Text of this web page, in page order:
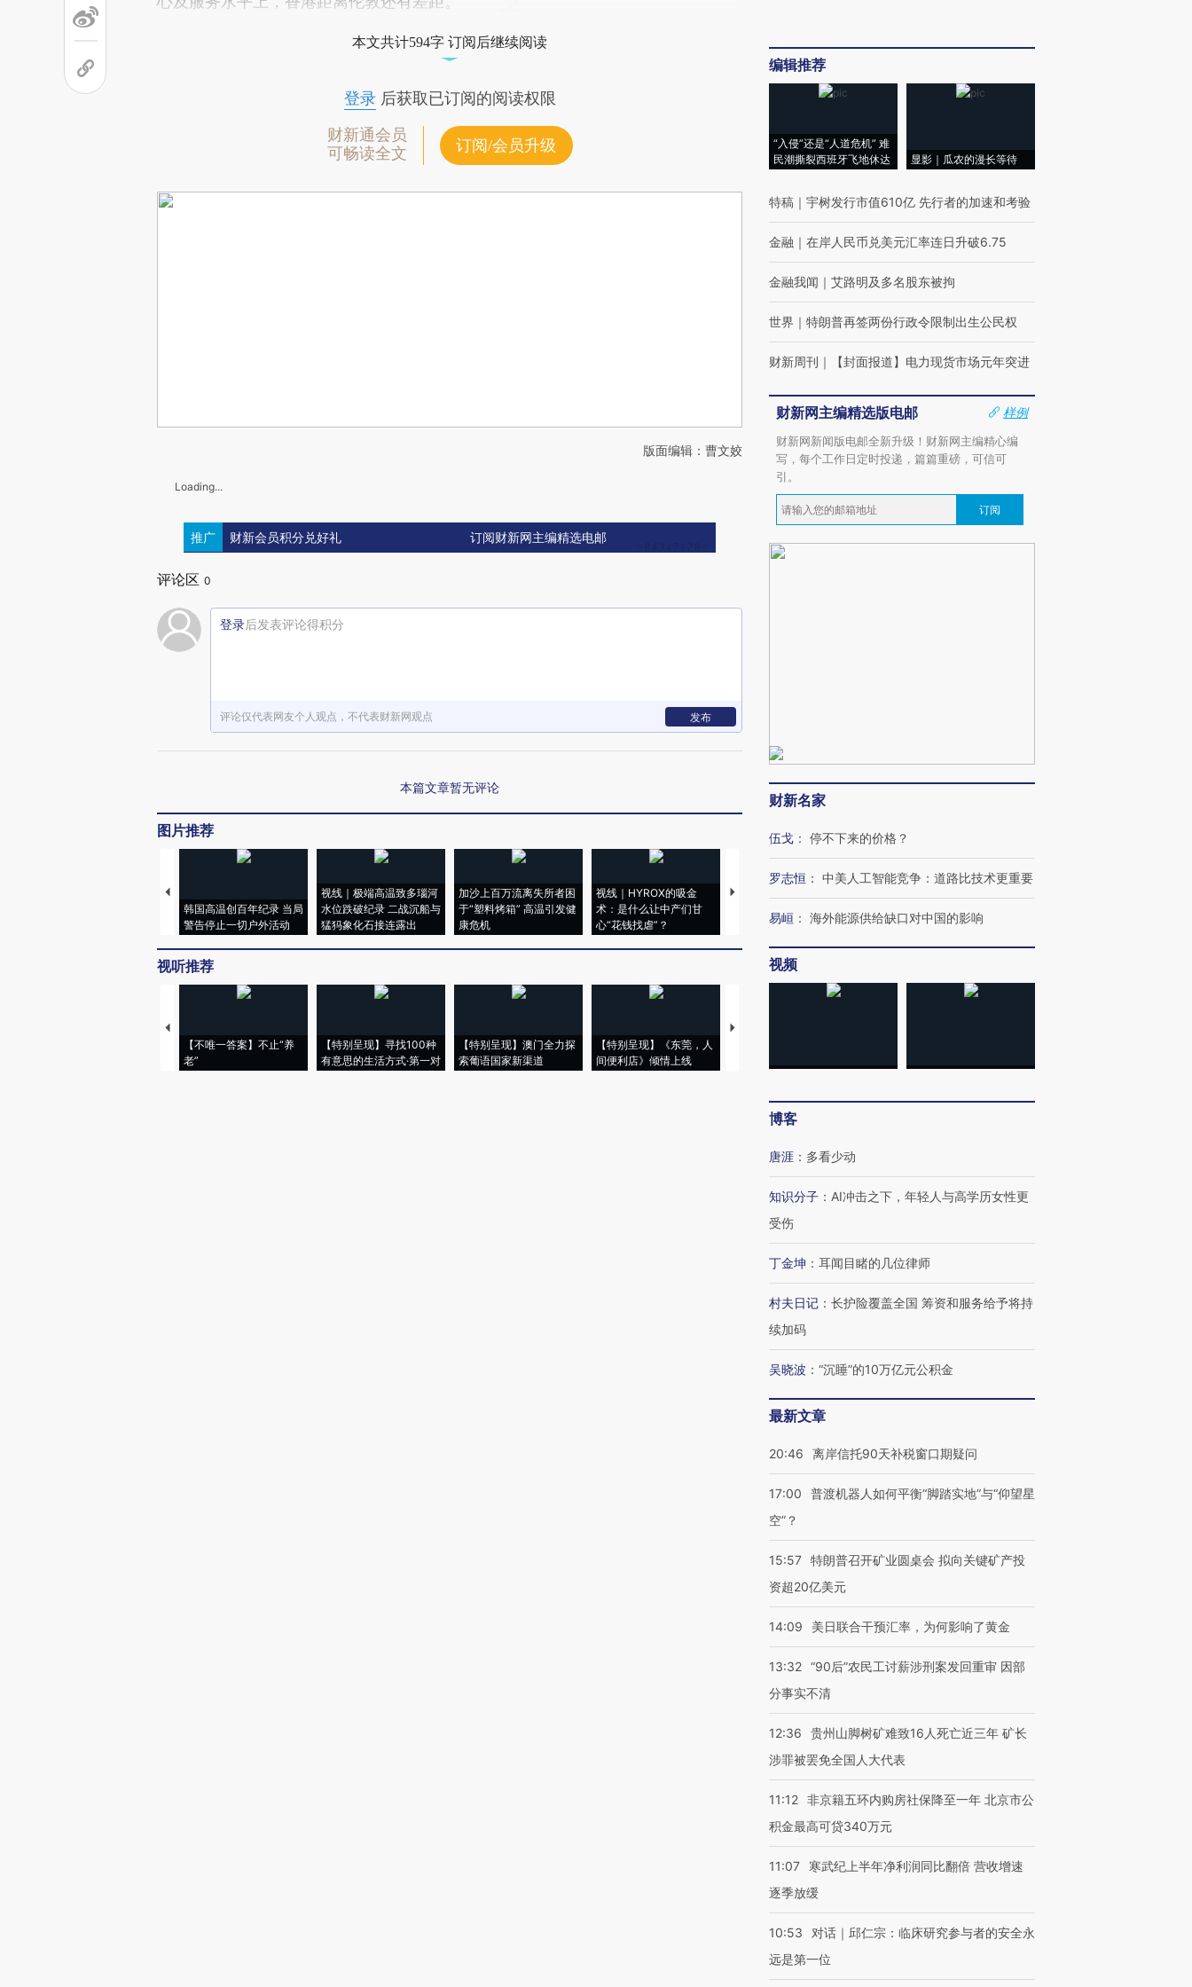
本文共计594字 订阅后继续阅读
登录后获取已订阅的阅读权限
财新通会员
可畅读全文
订阅/会员升级
版面编辑：曹文姣
Loading...
推广 财新会员积分兑好礼 订阅财新网主编精选电邮
评论区 0
登录后发表评论得积分
评论仅代表网友个人观点，不代表财新网观点 发布
本篇文章暂无评论
图片推荐
韩国高温创百年纪录 当局
警告停止一切户外活动
视线｜极端高温致多瑙河
水位跌破纪录 二战沉船与
猛犸象化石接连露出
加沙上百万流离失所者困
于“塑料烤箱” 高温引发健
康危机
视线｜HYROX的吸金
术：是什么让中产们甘
心“花钱找虐”？
马航飞行员跨国走私7万
粒摇头丸 尿检体内含3种
度Z世代 用街头抗争将教
育部长拱下台
视听推荐
【不唯一答案】不止“养
老”
【特别呈现】寻找100种
有意思的生活方式·第一对
【特别呈现】澳门全力探
索葡语国家新渠道
【特别呈现】《东莞，人
间便利店》倾情上线
【推广】走进第四届链博
编辑推荐
“入侵”还是“人道危机” 难
民潮撕裂西班牙飞地休达
显影｜瓜农的漫长等待
特稿 ｜ 宇树发行市值610亿 先行者的加速和考验
金融 ｜ 在岸人民币兑美元汇率连日升破6.75
金融我闻 ｜ 艾路明及多名股东被拘
世界 ｜ 特朗普再签两份行政令限制出生公民权
财新周刊 ｜ 【封面报道】电力现货市场元年突进
财新网主编精选版电邮
样例
财新网新闻版电邮全新升级！财新网主编精心编
写，每个工作日定时投递，篇篇重磅，可信可
引。
订阅
财新名家
伍戈 ： 停不下来的价格？
罗志恒 ： 中美人工智能竞争：道路比技术更重要
易峘 ： 海外能源供给缺口对中国的影响
视频
博客
唐涯 ： 多看少动
知识分子 ： AI冲击之下，年轻人与高学历女性更
受伤
丁金坤 ： 耳闻目睹的几位律师
村夫日记 ： 长护险覆盖全国 筹资和服务给予将持
续加码
吴晓波 ： “沉睡”的10万亿元公积金
最新文章
20:46 离岸信托90天补税窗口期疑问
17:00
普渡机器人如何平衡“脚踏实地”与“仰望星
空”？
15:57 特朗普召开矿业圆桌会 拟向关键矿产投
资超20亿美元
14:09 美日联合干预汇率，为何影响了黄金
13:32 “90后”农民工讨薪涉刑案发回重审 因部
分事实不清
12:36
贵州山脚树矿难致16人死亡近三年 矿长
涉罪被罢免全国人大代表
11:12 非京籍五环内购房社保降至一年 北京市公
积金最高可贷340万元
11:07
寒武纪上半年净利润同比翻倍 营收增速
逐季放缓
10:53
对话｜邱仁宗：临床研究参与者的安全永
远是第一位